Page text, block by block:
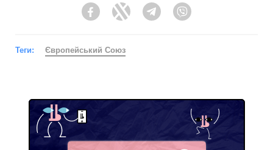
FacebookTwitter Telegram
Теги: Європейський Союз